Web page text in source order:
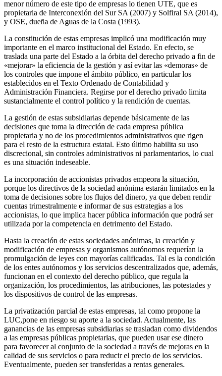
menor número de este tipo de empresas lo tienen UTE, que es
propietaria de Interconexión del Sur SA (2007) y Solfiral SA (2014),
y OSE, dueña de Aguas de la Costa (1993).
La constitución de estas empresas implicó una modificación muy
importante en el marco institucional del Estado. En efecto, se
traslada una parte del Estado a la órbita del derecho privado a fin de
«mejorar» la eficiencia de la gestión y así evitar las «demoras» de
los controles que impone el ámbito público, en particular los
establecidos en el Texto Ordenado de Contabilidad y
Administración Financiera. Regirse por el derecho privado limita
sustancialmente el control político y la rendición de cuentas.
La gestión de estas subsidiarias depende básicamente de las
decisiones que toma la dirección de cada empresa pública
propietaria y no de los procedimientos administrativos que rigen
para el resto de la estructura estatal. Esto último habilita su uso
discrecional, sin controles administrativos ni parlamentarios, lo cual
es una situación indeseable.
La incorporación de accionistas privados empeora la situación,
porque los directivos de la sociedad anónima estarán limitados en la
toma de decisiones sobre los flujos del dinero, ya que deben rendir
cuentas trimestralmente e informar de sus estrategias a los
accionistas, lo que implica hacer pública información que podrá ser
utilizada por la competencia en detrimento del Estado.
Hasta la creación de estas sociedades anónimas, la creación y
modificación de empresas y organismos autónomos requerían la
promulgación de leyes con mayorías calificadas. Tal es la condición
de los entes autónomos y los servicios descentralizados que, además,
funcionan en el contexto del derecho público, que regula la
organización, los procedimientos, las atribuciones, las potestades y
los dispositivos de control de las empresas.
La privatización parcial de estas empresas, tal como propone la
LUC,pone en riesgo su aporte a la sociedad. Actualmente, las
ganancias de las empresas subsidiarias se trasladan como dividendos
a las empresas públicas propietarias, que pueden usar ese dinero
para favorecer al conjunto de la sociedad a través de mejoras en la
calidad de sus servicios o para reducir el precio de los servicios.
Eventualmente, pueden ser transferidas a rentas generales.